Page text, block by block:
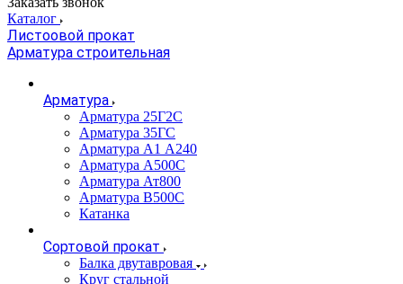
Каталог
Листоовой прокат
Арматура строительная
Арматура
Арматура 25Г2С
Арматура 35ГС
Арматура А1 А240
Арматура А500С
Арматура Ат800
Арматура В500С
Катанка
Сортовой прокат
Балка двутавровая
Круг стальной